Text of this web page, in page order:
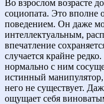
Во взрослом возрасте
социопата. Это
поведением. Он даже
интеллектуальным,
впечатление
случается крайне
нормально с ним
истинный
него не существует.
ощущает себя